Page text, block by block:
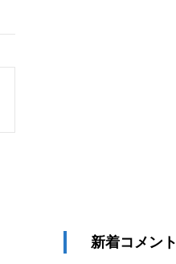
新着コメント